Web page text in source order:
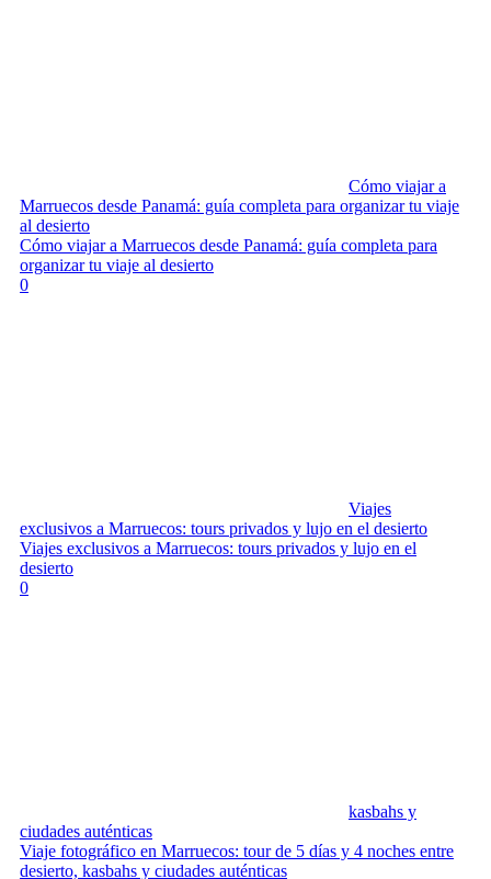
Cómo viajar a
Marruecos desde Panamá: guía completa para organizar tu viaje
al desierto
Cómo viajar a Marruecos desde Panamá: guía completa para
organizar tu viaje al desierto
0
Viajes
exclusivos a Marruecos: tours privados y lujo en el desierto
Viajes exclusivos a Marruecos: tours privados y lujo en el
desierto
0
kasbahs y
ciudades auténticas
Viaje fotográfico en Marruecos: tour de 5 días y 4 noches entre
desierto, kasbahs y ciudades auténticas